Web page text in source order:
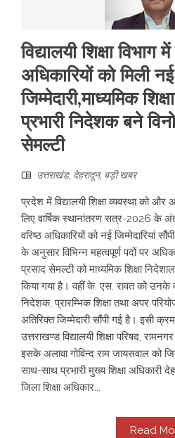
विद्यालयी शिक्षा विभाग
अधिकारियों को मिली नई
जिम्मेदारी,माध्यमिक
प्रभारी निदेशक बने
सेमल्टी
उत्तराखंड, देहरादून, बड़ी खबर
प्रदेश में विद्यालयी शिक्षा व्यवस्था को
लिए वार्षिक स्थानांतरण सत्र-2026 के
वरिष्ठ अधिकारियों को नई जिम्मेदारियां
के अनुसार विभिन्न महत्वपूर्ण पदों पर
प्रसाद सेमल्टी को माध्यमिक शिक्षा
किया गया है। वहीं के. एस. रावत को उनके
निदेशक, प्रारम्भिक शिक्षा तथा अपर
अतिरिक्त जिम्मेदारी सौंपी गई है। इसी
उत्तराखण्ड विद्यालयी शिक्षा परिषद,
इसके अलावा गोविन्द राम जायसवाल को
साथ-साथ प्रभारी मुख्य शिक्षा अधिकारी
जिला शिक्षा अधिकार...
Read